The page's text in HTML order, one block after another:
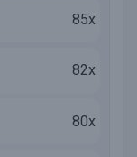
85x
82x
80x